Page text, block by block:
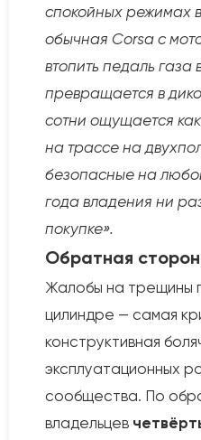
спокойных режимах
обычная Corsa с
втопить педаль газа
превращается в
сотни ощущается
на трассе на
безопасные на
года владения ни
покупке».
Обратная
Жалобы на трещины
цилиндре — самая
конструктивная
эксплуатационных
сообщества. По
владельцев